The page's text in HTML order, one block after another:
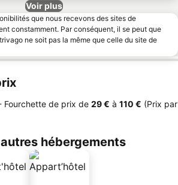
Voir plus
que nous recevons des sites de
constamment. Par conséquent, il se peut que
ne soit pas la même que celle du site de
Fourchette de prix de ‎29 € à ‎110 € (Prix par
hébergements